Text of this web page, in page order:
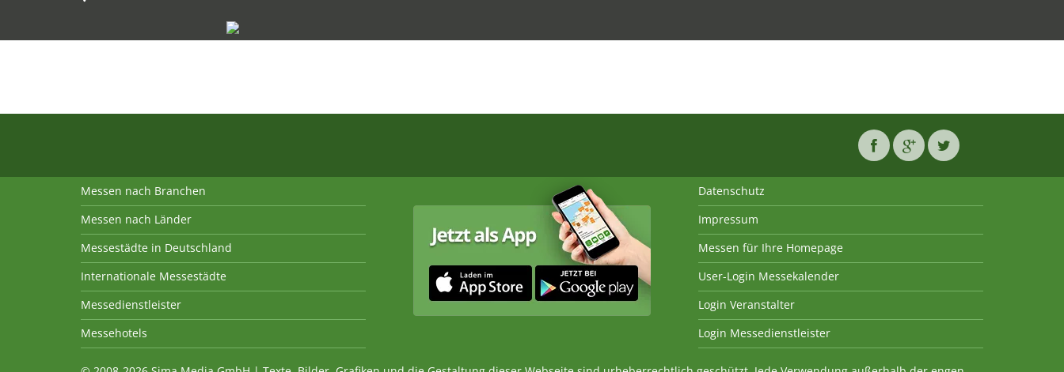
Messen nach Branchen
Messen nach Länder
Messestädte in Deutschland
Internationale Messestädte
Messedienstleister
Messehotels
Datenschutz
Impressum
Messen für Ihre Homepage
User-Login Messekalender
Login Veranstalter
Login Messedienstleister